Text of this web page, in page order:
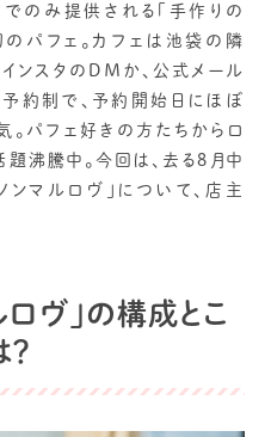
のみ提供される「手作りの
パフェ。カフェは池袋の隣
ンスタのＤＭか、公式メール
約制で、予約開始日にほぼ
。パフェ好きの方たちから口
沸騰中。今回は、去る8月中
マルロヴ」について、店主
ヴ」の構成とこ